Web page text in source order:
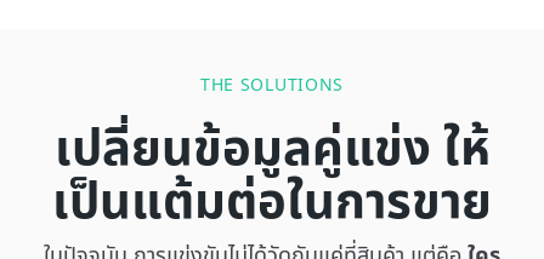
THE SOLUTIONS
เปลี่ยนข้อมูลคู่แข่ง ให้
เป็นแต้มต่อในการขาย